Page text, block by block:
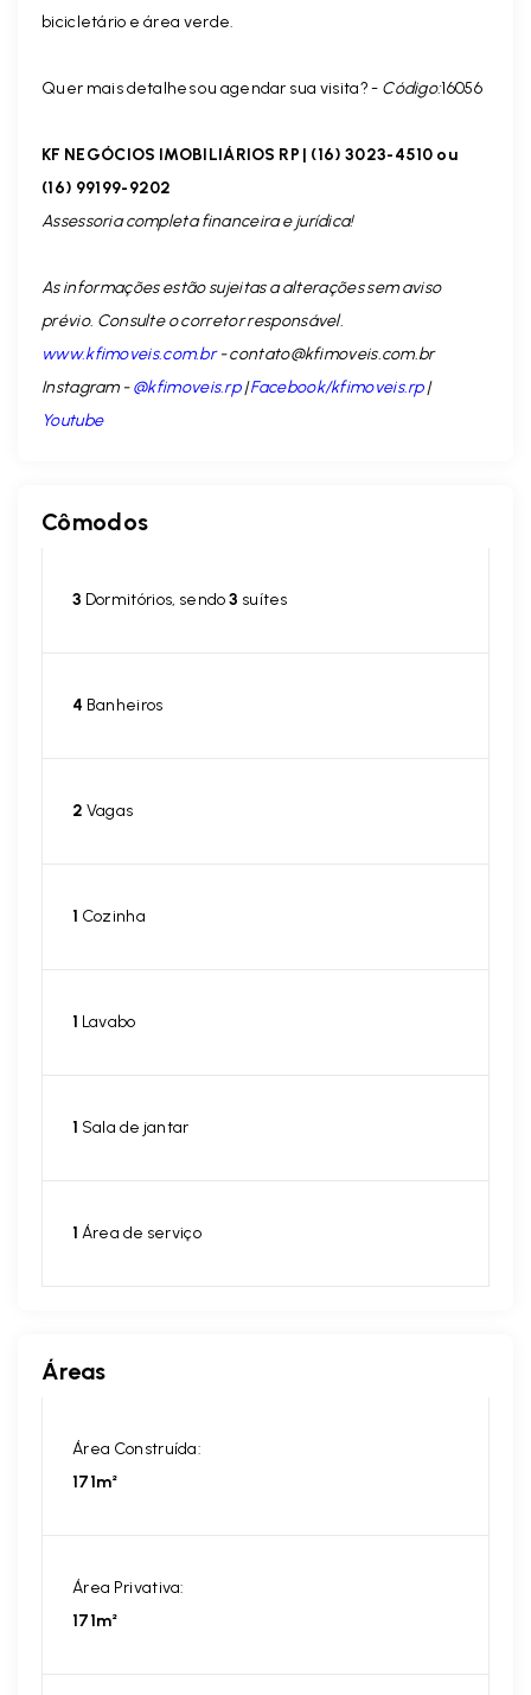
bicicletário e área verde.
Quer mais detalhes ou agendar sua visita? - Código:16056
KF NEGÓCIOS IMOBILIÁRIOS RP | (16) 3023-4510 ou
(16) 99199-9202
Assessoria completa financeira e jurídica!
As informações estão sujeitas a alterações sem aviso
prévio. Consulte o corretor responsável.
www.kfimoveis.com.br-contato@kfimoveis.com.br
Instagram -@kfimoveis.rp|Facebook/kfimoveis.rp|
Youtube
Cômodos
3 Dormitórios, sendo3 suítes
4 Banheiros
2 Vagas
1 Cozinha
1 Lavabo
1 Sala de jantar
1 Área de serviço
Áreas
Área Construída:
171m²
Área Privativa:
171m²